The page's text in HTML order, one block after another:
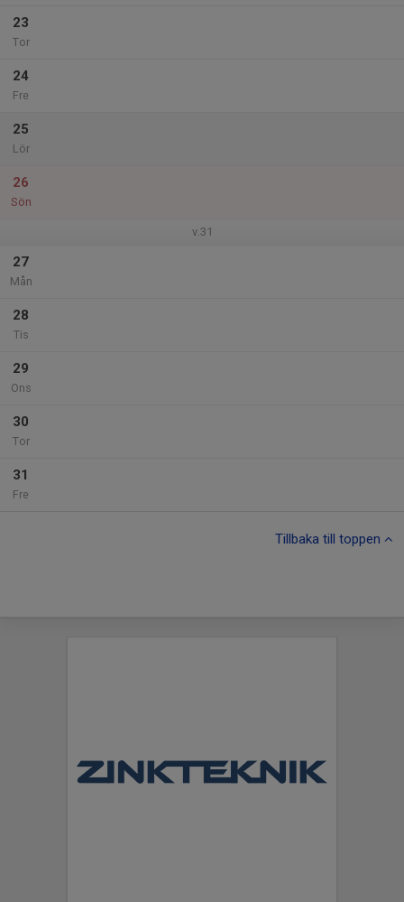
23
Tor
24
Fre
25
Lör
26
Sön
v.31
27
Mån
28
Tis
29
Ons
30
Tor
31
Fre
Tillbaka till toppen